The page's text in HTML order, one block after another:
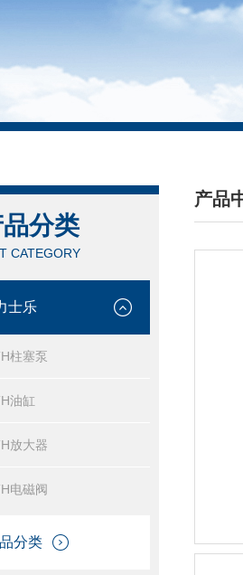
分类
CATEGORY
士乐
柱塞泵
油缸
放大器
电磁阀
分类
产品
/